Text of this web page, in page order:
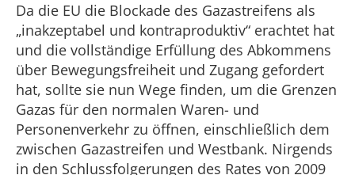
Da die EU die Blockade des Gazastreifens als
„inakzeptabel und kontraproduktiv“ erachtet hat
und die vollständige Erfüllung des Abkommens
über Bewegungsfreiheit und Zugang gefordert
hat, sollte sie nun Wege finden, um die Grenzen
Gazas für den normalen Waren- und
Personenverkehr zu öffnen, einschließlich dem
zwischen Gazastreifen und Westbank. Nirgends
in den Schlussfolgerungen des Rates von 2009